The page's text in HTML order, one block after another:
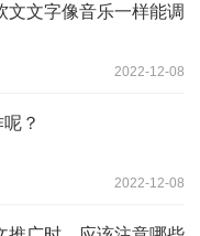
文文字像音乐一样能调
2022-12-08
？
2022-12-08